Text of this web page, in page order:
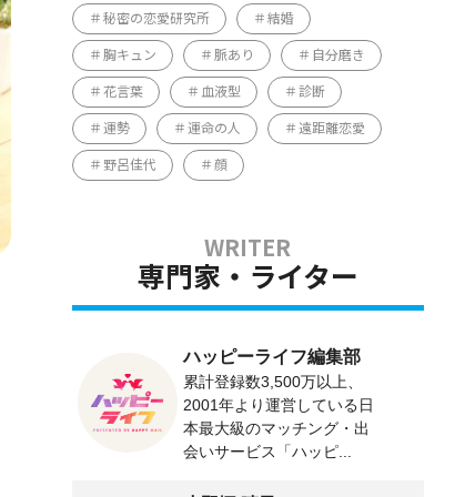
秘密の恋愛研究所 結婚
胸キュン 脈あり 自分磨き
花言葉 血液型 診断
運勢 運命の人 遠距離恋愛
野呂佳代 顔
専門家・ライター
ハッピーライフ編集部
累計登録数3,500万以上、
2001年より運営している日
本最大級のマッチング・出
会いサービス「ハッピ...